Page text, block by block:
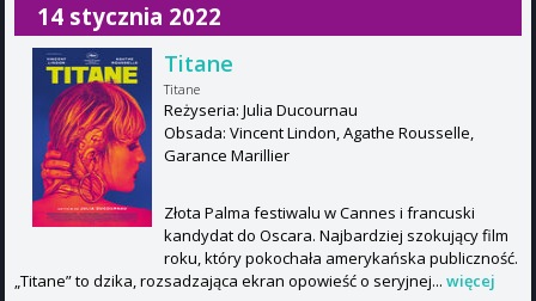
14 stycznia 2022
Titane
Titane
Reżyseria: Julia Ducournau
Obsada: Vincent Lindon, Agathe Rousselle,
Garance Marillier
Złota Palma festiwalu w Cannes i francuski
kandydat do Oscara. Najbardziej szokujący film
roku, który pokochała amerykańska publiczność.
„Titane” to dzika, rozsadzająca ekran opowieść o seryjnej... więcej